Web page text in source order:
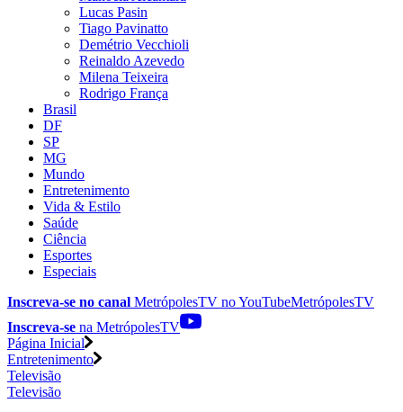
Lucas Pasin
Tiago Pavinatto
Demétrio Vecchioli
Reinaldo Azevedo
Milena Teixeira
Rodrigo França
Brasil
DF
SP
MG
Mundo
Entretenimento
Vida & Estilo
Saúde
Ciência
Esportes
Especiais
Inscreva-se no canal MetrópolesTV noYouTubeMetrópolesTV
Inscreva-se na MetrópolesTV
Página Inicial
Entretenimento
Televisão
Televisão